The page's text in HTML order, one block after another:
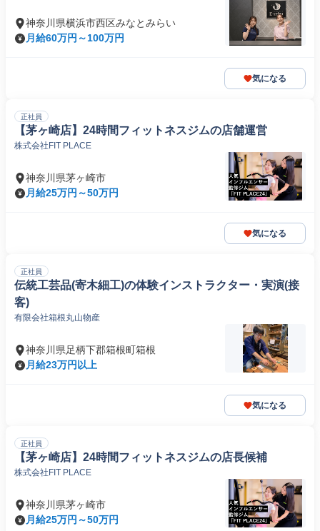
神奈川県横浜市西区みなとみらい
月給60万円～100万円
気になる
正社員
【茅ヶ崎店】24時間フィットネスジムの店舗運営
株式会社FIT PLACE
神奈川県茅ヶ崎市
月給25万円～50万円
気になる
正社員
伝統工芸品(寄木細工)の体験インストラクター・実演(接
客)
有限会社箱根丸山物産
神奈川県足柄下郡箱根町箱根
月給23万円以上
気になる
正社員
【茅ヶ崎店】24時間フィットネスジムの店長候補
株式会社FIT PLACE
神奈川県茅ヶ崎市
月給25万円～50万円